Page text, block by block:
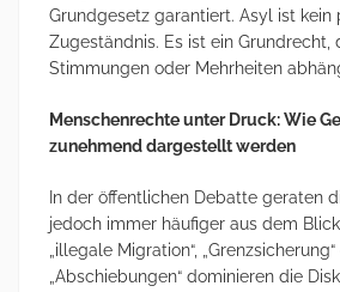
Grundgesetz garantiert. Asyl ist kein
Zugeständnis. Es ist ein Grundrecht,
Stimmungen oder Mehrheiten
Menschenrechte unter Druck: Wie
zunehmend dargestellt werden
In der öffentlichen Debatte geraten
jedoch immer häufiger aus dem
„illegale Migration“,
„Abschiebungen“ dominieren die